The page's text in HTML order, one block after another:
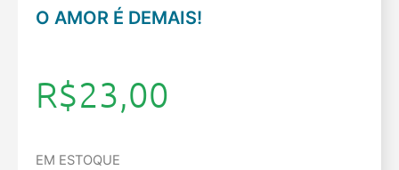
O AMOR É DEMAIS!
R$23,00
EM ESTOQUE